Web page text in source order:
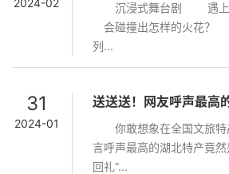
沉浸式舞台剧 遇上
会碰撞出怎样的火花？
列...
2024-02
送送送！网友呼声最高
你敢想象在全国文旅特
言呼声最高的湖北特
回礼“...
31
2024-01